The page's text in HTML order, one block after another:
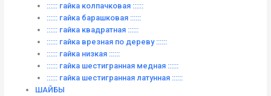
:::::: гайка колпачковая ::::::
:::::: гайка барашковая ::::::
:::::: гайка квадратная ::::::
:::::: гайка врезная по дереву ::::::
:::::: гайка низкая ::::::
:::::: гайка шестигранная медная ::::::
:::::: гайка шестигранная латунная ::::::
ШАЙБЫ